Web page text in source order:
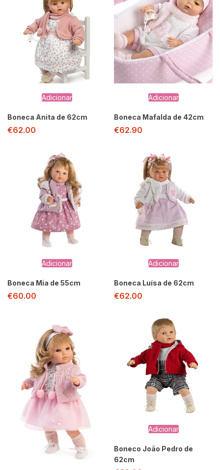
Adicionar
Boneca Anita de 62cm
€62.00
Adicionar
Boneca Mafalda de 42cm
€62.90
Adicionar
Boneca Mia de 55cm
€60.00
Adicionar
Boneca Luísa de 62cm
€62.00
Adicionar
Boneco João Pedro de
62cm